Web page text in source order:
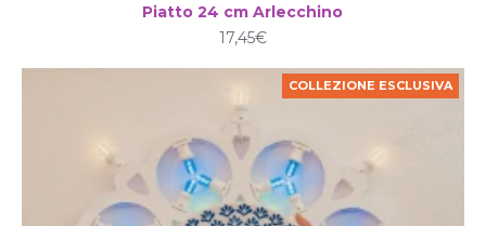
Piatto 24 cm Arlecchino
17,45€
COLLEZIONE ESCLUSIVA